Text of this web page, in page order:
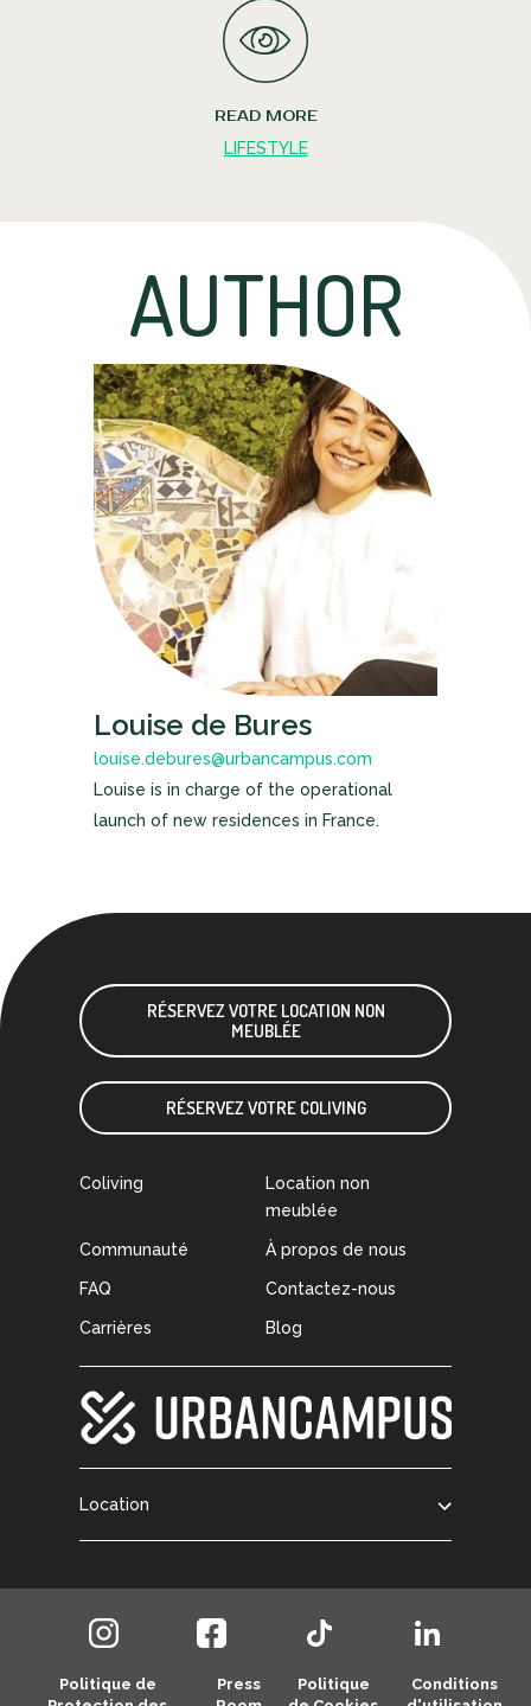
READ MORE
LIFESTYLE
AUTHOR
Louise de Bures
louise.debures@urbancampus.com
Louise is in charge of the operational
launch of new residences in France.
Location
RÉSERVEZ VOTRE LOCATION NON
MEUBLÉE
RÉSERVEZ VOTRE COLIVING
Coliving
Location non
meublée
Communauté À propos de nous
FAQ Contactez-nous
Carrières Blog
Politique de
Press
Politique
Conditions